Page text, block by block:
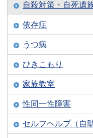
自殺対策・自死遺
依存症
うつ病
ひきこもり
家族教室
性同一性障害
セルフヘルプ（自